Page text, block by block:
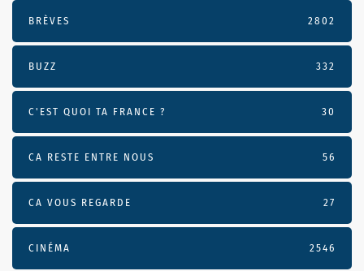
BRÈVES 2802
BUZZ 332
C'EST QUOI TA FRANCE ? 30
CA RESTE ENTRE NOUS 56
CA VOUS REGARDE 27
CINÉMA 2546